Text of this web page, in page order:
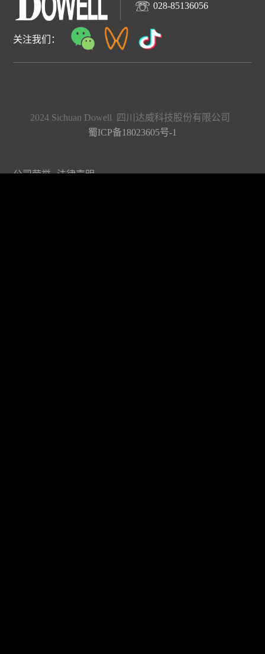
028-85136056
关注我们：
2024 Sichuan Dowell 四川达威科技股份有限公司
蜀ICP备18023605号-1
公司荣誉 法律声明